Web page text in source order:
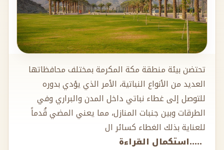
تحتضن بيئة منطقة مكة المكرمة بمختلف محافظاتها
العديد من الأنواع النباتية، الأمر الذي يؤدي بدوره
للتوصل إلى غطاء نباتي داخل المدن والبراري وفي
الطرقات وبين جنبات المنازل، مما يعني المضي قُدماً
للعناية بذلك الغطاء كسائر ال
.....استكمال القراءة